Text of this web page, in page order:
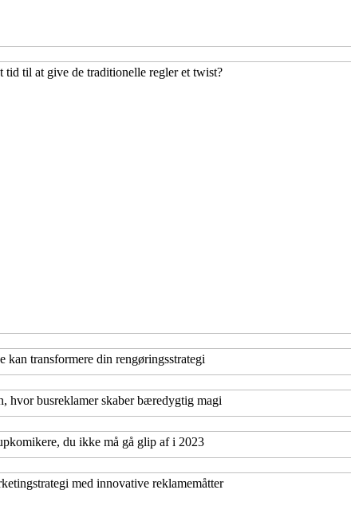
tid til at give de traditionelle regler et twist?
kan transformere din rengøringsstrategi
hvor busreklamer skaber bæredygtig magi
du ikke må gå glip af i 2023
med innovative reklamemåtter